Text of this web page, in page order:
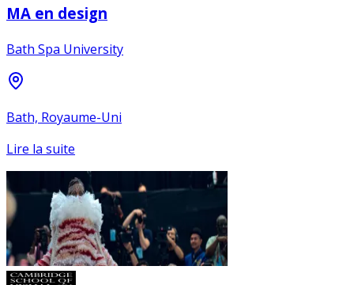
MA en design
Bath Spa University
Bath, Royaume-Uni
Lire la suite